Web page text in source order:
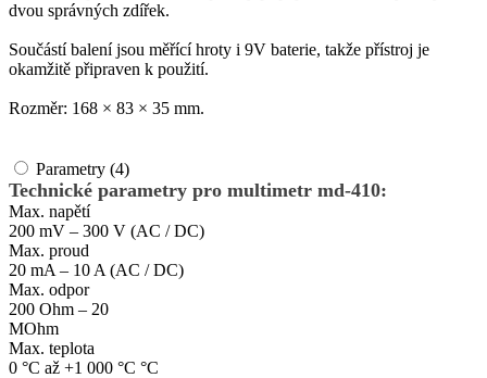
dvou správných zdířek.
Součástí balení jsou měřící hroty i 9V baterie, takže přístroj je
okamžitě připraven k použití.
Rozměr: 168 × 83 × 35 mm.
Parametry (4)
Technické parametry pro multimetr md-410:
Max. napětí
200 mV – 300 V (AC / DC)
Max. proud
20 mA – 10 A (AC / DC)
Max. odpor
200 Ohm – 20
MOhm
Max. teplota
0 °C až +1 000 °C °C